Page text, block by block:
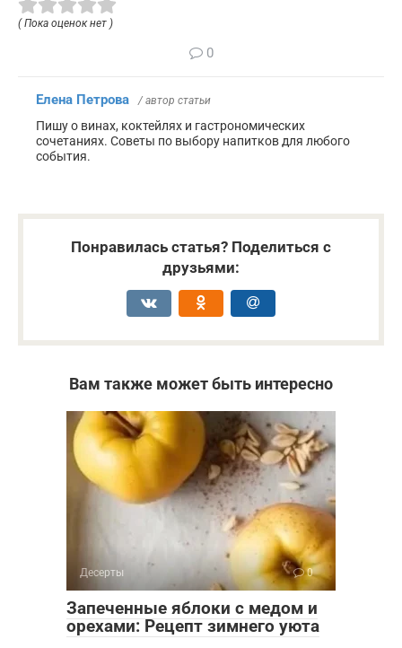
( Пока оценок нет )
0
Елена Петрова / автор статьи
Пишу о винах, коктейлях и гастрономических
сочетаниях. Советы по выбору напитков для любого
события.
Понравилась статья? Поделиться с
друзьями:
Вам также может быть интересно
Десерты 0
Запеченные яблоки с медом и
орехами: Рецепт зимнего уюта